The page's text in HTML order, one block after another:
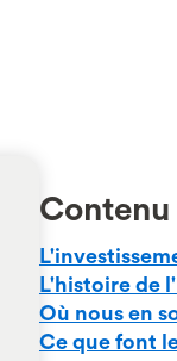
L'histoire de
Où nous en
Ce que font